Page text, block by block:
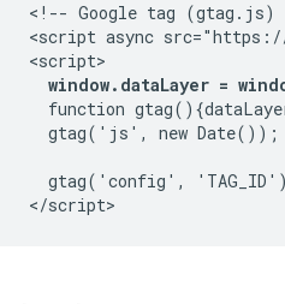
<!-- Google tag (gtag.js)
<script async src="https://
<script>
window.dataLayer =
function
  gtag('js', new Date());
gtag('config',